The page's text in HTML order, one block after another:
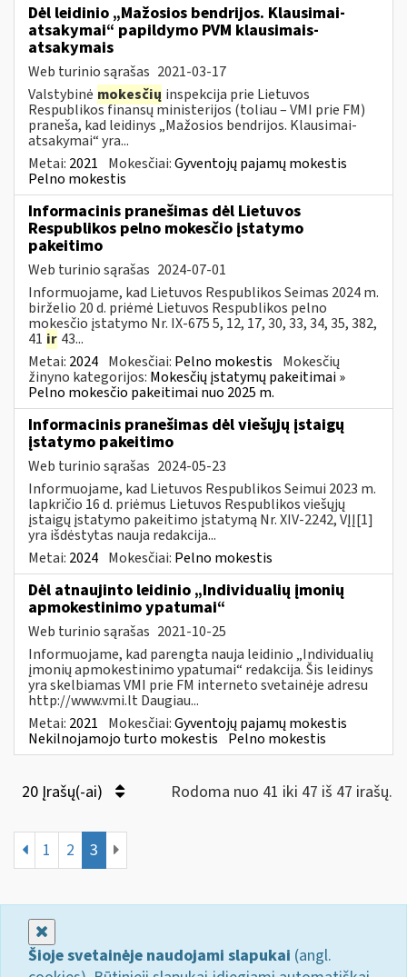
Dėl leidinio „Mažosios bendrijos. Klausimai-
atsakymai“ papildymo PVM klausimais-
atsakymais
Web turinio sąrašas 2021-03-17
Valstybinė mokesčių inspekcija prie Lietuvos
Respublikos finansų ministerijos (toliau – VMI prie FM)
praneša, kad leidinys „Mažosios bendrijos. Klausimai-
atsakymai“ yra...
Metai: 2021 Mokesčiai:Gyventojų pajamų mokestis
Pelno mokestis
Informacinis pranešimas dėl Lietuvos
Respublikos pelno mokesčio įstatymo
pakeitimo
Web turinio sąrašas 2024-07-01
Informuojame, kad Lietuvos Respublikos Seimas 2024 m.
birželio 20 d. priėmė Lietuvos Respublikos pelno
mokesčio įstatymo Nr. IX-675 5, 12, 17, 30, 33, 34, 35, 382,
41 ir 43...
Metai: 2024 Mokesčiai: Pelno mokestis Mokesčių
žinyno kategorijos: Mokesčių įstatymų pakeitimai »
Pelno mokesčio pakeitimai nuo 2025 m.
Informacinis pranešimas dėl viešųjų įstaigų
įstatymo pakeitimo
Web turinio sąrašas 2024-05-23
Informuojame, kad Lietuvos Respublikos Seimui 2023 m.
lapkričio 16 d. priėmus Lietuvos Respublikos viešųjų
įstaigų įstatymo pakeitimo įstatymą Nr. XIV-2242, VĮĮ[1]
yra išdėstytas nauja redakcija...
Metai: 2024 Mokesčiai: Pelno mokestis
Dėl atnaujinto leidinio „Individualių įmonių
apmokestinimo ypatumai“
Web turinio sąrašas 2021-10-25
Informuojame, kad parengta nauja leidinio „Individualių
įmonių apmokestinimo ypatumai“ redakcija. Šis leidinys
yra skelbiamas VMI prie FM interneto svetainėje adresu
http://www.vmi.lt Daugiau...
Metai: 2021 Mokesčiai:Gyventojų pajamų mokestis
Nekilnojamojo turto mokestis Pelno mokestis
20 Įrašų(-ai) Rodoma nuo 41 iki 47 iš 47 irašų.
1 2 3
Šioje svetainėje naudojami slapukai (angl.